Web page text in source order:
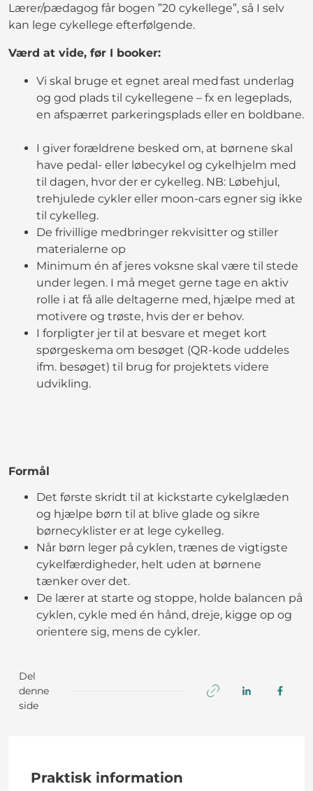
Lærer/pædagog får bogen ”20 cykellege”, så I selv
kan lege cykellege efterfølgende.
Værd at vide, før I booker:
Vi skal bruge et egnet areal med fast underlag
og god plads til cykellegene – fx en legeplads,
en afspærret parkeringsplads eller en boldbane.
I giver forældrene besked om, at børnene skal
have pedal- eller løbecykel og cykelhjelm med
til dagen, hvor der er cykelleg. NB: Løbehjul,
trehjulede cykler eller moon-cars egner sig ikke
til cykelleg.
De frivillige medbringer rekvisitter og stiller
materialerne op
Minimum én af jeres voksne skal være til stede
under legen. I må meget gerne tage en aktiv
rolle i at få alle deltagerne med, hjælpe med at
motivere og trøste, hvis der er behov.
I forpligter jer til at besvare et meget kort
spørgeskema om besøget (QR-kode uddeles
ifm. besøget) til brug for projektets videre
udvikling.
Formål
Det første skridt til at kickstarte cykelglæden
og hjælpe børn til at blive glade og sikre
børnecyklister er at lege cykelleg.
Når børn leger på cyklen, trænes de vigtigste
cykelfærdigheder, helt uden at børnene
tænker over det.
De lærer at starte og stoppe, holde balancen på
cyklen, cykle med én hånd, dreje, kigge op og
orientere sig, mens de cykler.
Del
denne
side
Praktisk information